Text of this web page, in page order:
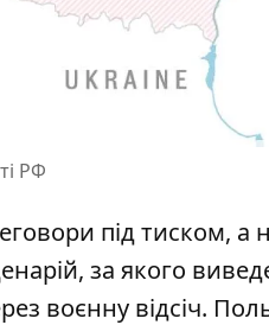
РФ
під тиском, а
за якого
воєнну відсіч.